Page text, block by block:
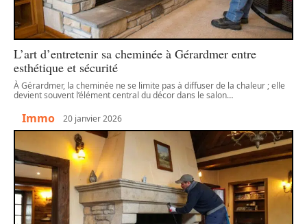
L’art d’entretenir sa cheminée à Gérardmer entre
esthétique et sécurité
À Gérardmer, la cheminée ne se limite pas à diffuser de la chaleur ; elle
devient souvent l’élément central du décor dans le salon…
Immo 20 janvier 2026